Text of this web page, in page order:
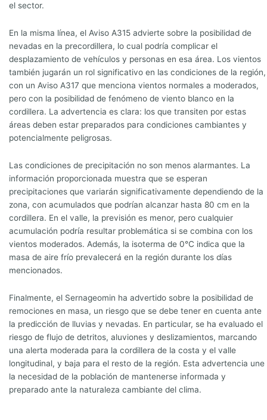
el sector.
En la misma línea, el Aviso A315 advierte sobre la posibilidad de
nevadas en la precordillera, lo cual podría complicar el
desplazamiento de vehículos y personas en esa área. Los vientos
también jugarán un rol significativo en las condiciones de la región,
con un Aviso A317 que menciona vientos normales a moderados,
pero con la posibilidad de fenómeno de viento blanco en la
cordillera. La advertencia es clara: los que transiten por estas
áreas deben estar preparados para condiciones cambiantes y
potencialmente peligrosas.
Las condiciones de precipitación no son menos alarmantes. La
información proporcionada muestra que se esperan
precipitaciones que variarán significativamente dependiendo de la
zona, con acumulados que podrían alcanzar hasta 80 cm en la
cordillera. En el valle, la previsión es menor, pero cualquier
acumulación podría resultar problemática si se combina con los
vientos moderados. Además, la isoterma de 0°C indica que la
masa de aire frío prevalecerá en la región durante los días
mencionados.
Finalmente, el Sernageomin ha advertido sobre la posibilidad de
remociones en masa, un riesgo que se debe tener en cuenta ante
la predicción de lluvias y nevadas. En particular, se ha evaluado el
riesgo de flujo de detritos, aluviones y deslizamientos, marcando
una alerta moderada para la cordillera de la costa y el valle
longitudinal, y baja para el resto de la región. Esta advertencia une
la necesidad de la población de mantenerse informada y
preparado ante la naturaleza cambiante del clima.